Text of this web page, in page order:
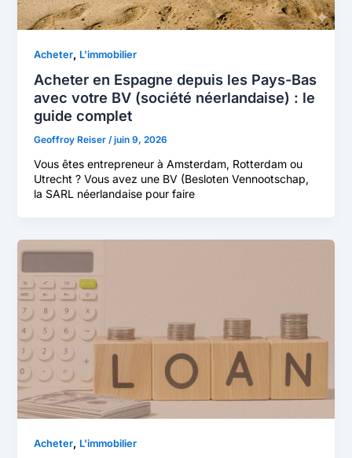
Acheter, L'immobilier
Acheter en Espagne depuis les Pays-Bas
avec votre BV (société néerlandaise) : le
guide complet
Geoffroy Reiser /juin 9, 2026
Vous êtes entrepreneur à Amsterdam, Rotterdam ou
Utrecht ? Vous avez une BV (Besloten Vennootschap,
la SARL néerlandaise pour faire
Acheter, L'immobilier